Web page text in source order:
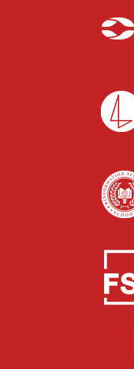
Isidora Katanić
Razgovaraj sa